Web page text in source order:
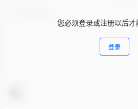
您必须登录或注册以后
登录